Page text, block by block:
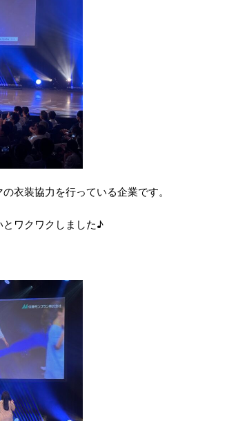
衣装協力を行っている企業です。
とワクワクしました♪